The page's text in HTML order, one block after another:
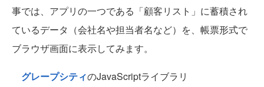
事では、アプリの一つである「顧客リスト」に蓄積され
ているデータ（会社名や担当者名など）を、帳票形式で
ブラウザ画面に表示してみます。
グレープシティのJavaScriptライブラリ